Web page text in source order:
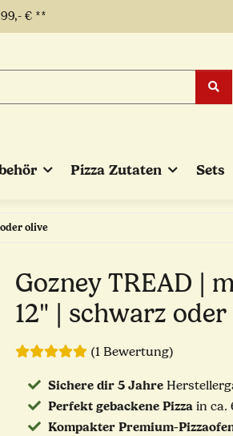
€ **
Pizza Zutaten Sets
olive
Gozney TREAD |
12" | schwarz
(1 Bewertung)
Sichere dir 5 Jahre
Perfekt gebackene Pizzain ca.
Kompakter Premium-